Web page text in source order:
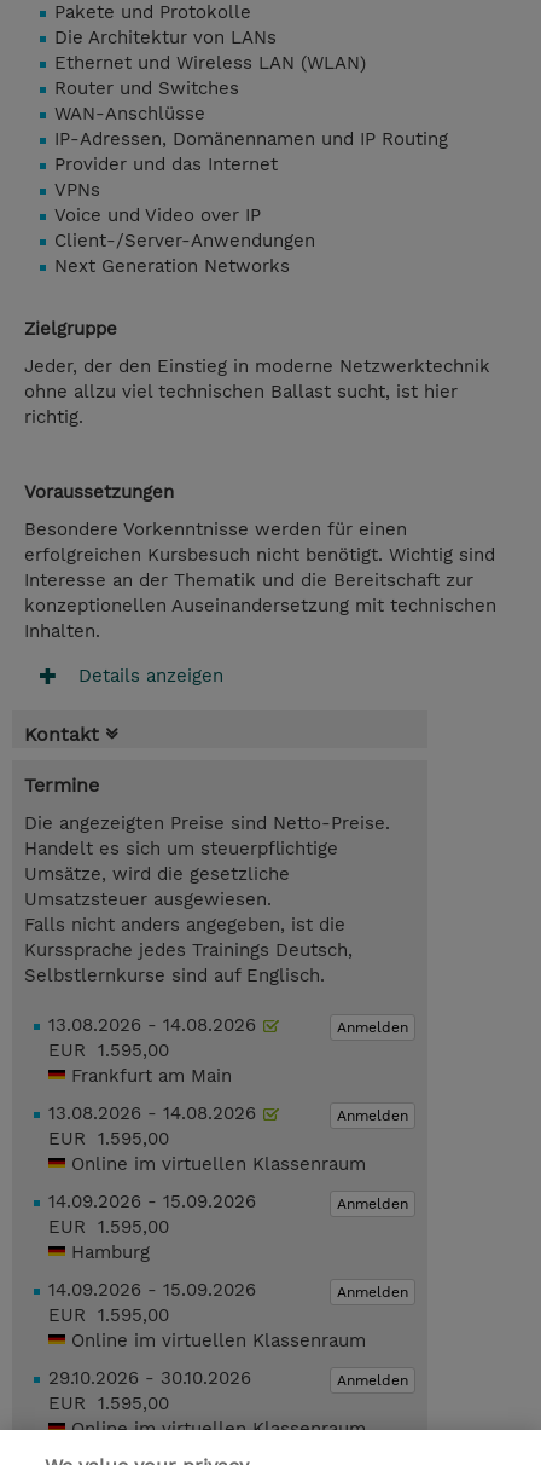
Pakete und Protokolle
Die Architektur von LANs
Ethernet und Wireless LAN (WLAN)
Router und Switches
WAN-Anschlüsse
IP-Adressen, Domänennamen und IP Routing
Provider und das Internet
VPNs
Voice und Video over IP
Client-/Server-Anwendungen
Next Generation Networks
Zielgruppe
Jeder, der den Einstieg in moderne Netzwerktechnik
ohne allzu viel technischen Ballast sucht, ist hier
richtig.
Voraussetzungen
Besondere Vorkenntnisse werden für einen
erfolgreichen Kursbesuch nicht benötigt. Wichtig sind
Interesse an der Thematik und die Bereitschaft zur
konzeptionellen Auseinandersetzung mit technischen
Inhalten.
Details anzeigen
Kontakt
Termine
Die angezeigten Preise sind Netto-Preise.
Handelt es sich um steuerpflichtige
Umsätze, wird die gesetzliche
Umsatzsteuer ausgewiesen.
Falls nicht anders angegeben, ist die
Kurssprache jedes Trainings Deutsch,
Selbstlernkurse sind auf Englisch.
Anmelden
13.08.2026 - 14.08.2026
EUR 1.595,00
Frankfurt am Main
Anmelden
13.08.2026 - 14.08.2026
EUR 1.595,00
Online im virtuellen Klassenraum
Anmelden
14.09.2026 - 15.09.2026
EUR 1.595,00
Hamburg
Anmelden
14.09.2026 - 15.09.2026
EUR 1.595,00
Online im virtuellen Klassenraum
Anmelden
29.10.2026 - 30.10.2026
EUR 1.595,00
Online im virtuellen Klassenraum